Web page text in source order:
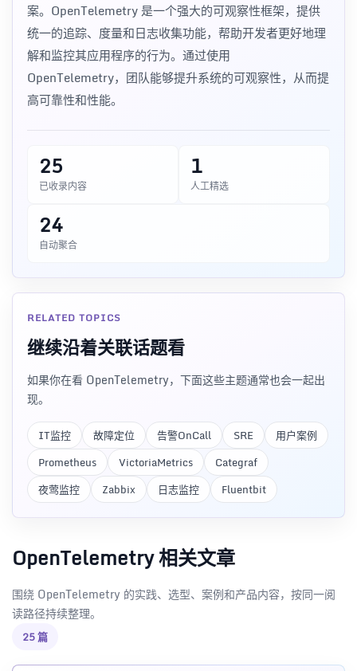
案。OpenTelemetry 是一个强大的可观察性框架，提供
统一的追踪、度量和日志收集功能，帮助开发者更好地理
解和监控其应用程序的行为。通过使用
OpenTelemetry，团队能够提升系统的可观察性，从而提
高可靠性和性能。
25
已收录内容
1
人工精选
24
自动聚合
RELATED TOPICS
继续沿着关联话题看
如果你在看 OpenTelemetry，下面这些主题通常也会一起出
现。
IT监控 故障定位 告警OnCall SRE
用户案例
Prometheus
VictoriaMetrics
Categraf
夜莺监控
Zabbix 日志监控 Fluentbit
OpenTelemetry 相关文章
围绕 OpenTelemetry 的实践、选型、案例和产品内容，按同一阅
读路径持续整理。
25 篇